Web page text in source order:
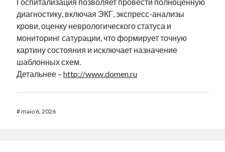
диагностику, включая ЭКГ, экспресс-анализы
крови, оценку неврологического статуса и
мониторинг сатурации, что формирует точную
картину состояния и исключает назначение
шаблонных схем.
Детальнее –http://www.domen.ru
#maio 6, 2026